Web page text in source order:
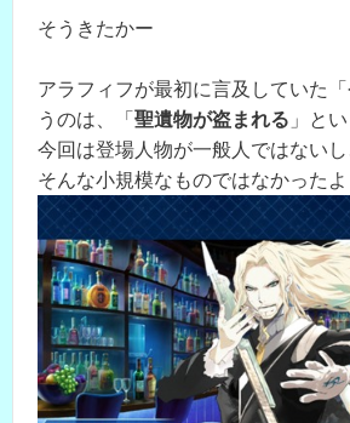
そうきたかー
アラフィフが最初に言及していた
うのは、「 聖遺物が盗まれる 」と
今回は登場人物が一般人ではない
そんな小規模なものではなかったよ